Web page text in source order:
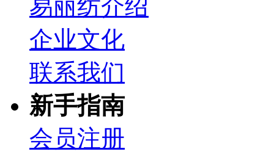
易丽纺介绍
企业文化
联系我们
新手指南
会员注册